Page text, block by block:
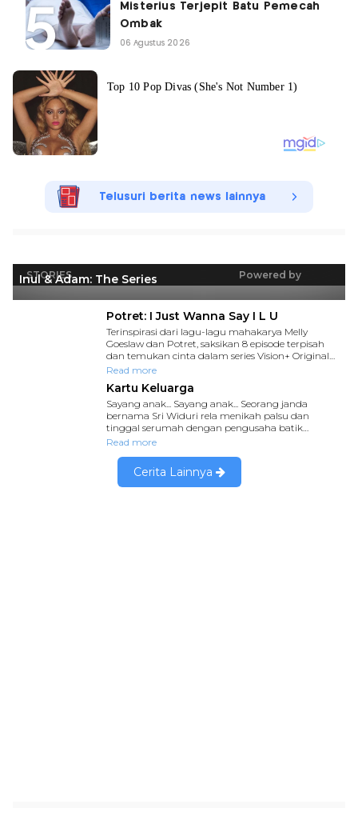
Misterius Terjepit Batu Pemecah
Ombak
06 Agustus 2026
Telusuri berita news lainnya